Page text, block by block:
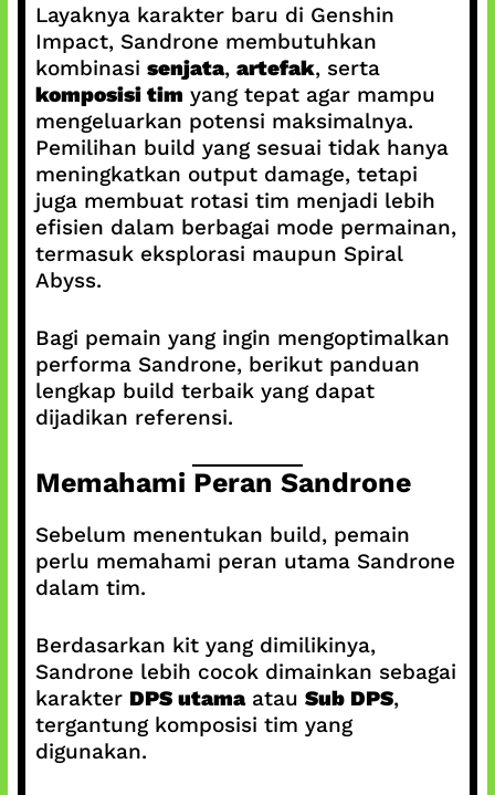
Layaknya karakter baru di Genshin
Impact, Sandrone membutuhkan
kombinasi senjata, artefak, serta
komposisi tim yang tepat agar mampu
mengeluarkan potensi maksimalnya.
Pemilihan build yang sesuai tidak hanya
meningkatkan output damage, tetapi
juga membuat rotasi tim menjadi lebih
efisien dalam berbagai mode permainan,
termasuk eksplorasi maupun Spiral
Abyss.
Bagi pemain yang ingin mengoptimalkan
performa Sandrone, berikut panduan
lengkap build terbaik yang dapat
dijadikan referensi.
Memahami Peran Sandrone
Sebelum menentukan build, pemain
perlu memahami peran utama Sandrone
dalam tim.
Berdasarkan kit yang dimilikinya,
Sandrone lebih cocok dimainkan sebagai
karakter DPS utamaatau Sub DPS,
tergantung komposisi tim yang
digunakan.